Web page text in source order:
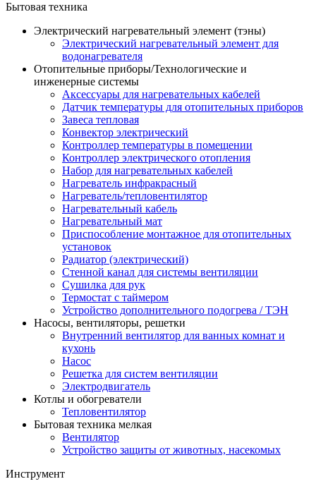
Бытовая техника
Электрический нагревательный элемент (тэны)
Электрический нагревательный элемент для
водонагревателя
Отопительные приборы/Технологические и
инженерные системы
Аксессуары для нагревательных кабелей
Датчик температуры для отопительных приборов
Завеса тепловая
Конвектор электрический
Контроллер температуры в помещении
Контроллер электрического отопления
Набор для нагревательных кабелей
Нагреватель инфракрасный
Нагреватель/тепловентилятор
Нагревательный кабель
Нагревательный мат
Приспособление монтажное для отопительных
установок
Радиатор (электрический)
Стенной канал для системы вентиляции
Сушилка для рук
Термостат с таймером
Устройство дополнительного подогрева / ТЭН
Насосы, вентиляторы, решетки
Внутренний вентилятор для ванных комнат и
кухонь
Насос
Решетка для систем вентиляции
Электродвигатель
Котлы и обогреватели
Тепловентилятор
Бытовая техника мелкая
Вентилятор
Устройство защиты от животных, насекомых
Инструмент